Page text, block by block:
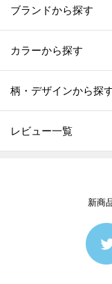
ブランドから探す
カラーから探す
柄・デザインから探
レビュー一覧
新商